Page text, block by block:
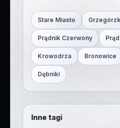
Stare Miasto
Prądnik Czerwony
Krowodrza Bronowice
Dębniki
Inne tagi